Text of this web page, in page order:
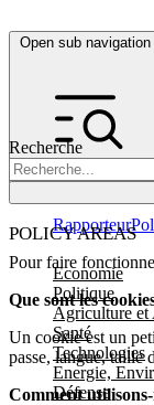
Open sub navigation
Recherche
POLICY AREAS
Economie
Politique
Agriculture et
Santé
Technologies
Energie,
Défense
Rapporteur
Pour faire
Que sont les
Un cookie est un
passe, langue, taille
Comment utilisons-